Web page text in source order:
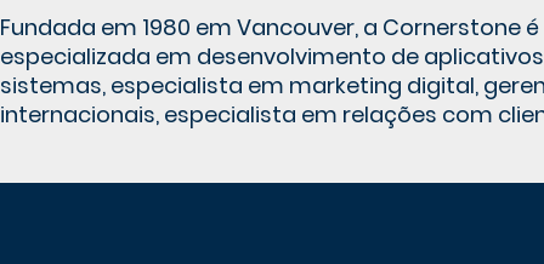
Fundada em 1980 em Vancouver, a
especializada em desenvolvimento de
sistemas, especialista em marketing digital,
internacionais, especialista em relações com